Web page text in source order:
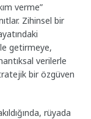
verme”
Zihinsel bir
getirmeye,
verilerle
bir özgüven
rüyada